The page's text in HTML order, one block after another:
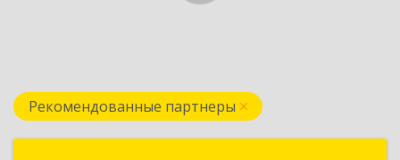
Рекомендованные партнеры